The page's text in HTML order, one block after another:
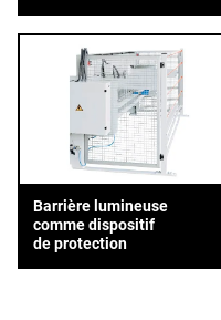
Barrière lumineuse
comme dispositif
de protection